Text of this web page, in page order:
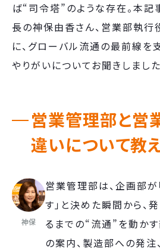
ば“司令塔”のような存在。本
長の神保由香さん、営業部執
に、グローバル流通の最前線を
やりがいについてお聞きしました
営業管理部と営
違いについて教
神保
営業管理部は、企画部が
す」と決めた瞬間から、
るまでの“流通”を動か
の案内、製造部への発注